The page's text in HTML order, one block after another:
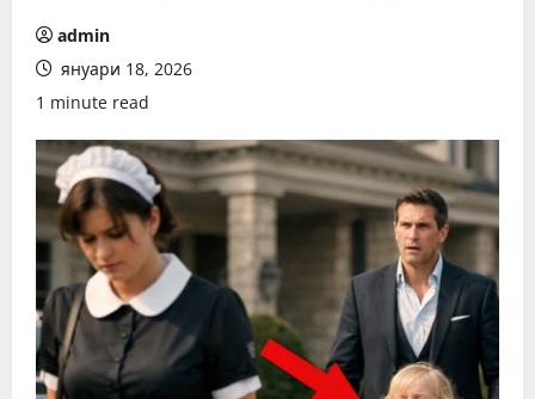
admin
януари 18, 2026
1 minute read